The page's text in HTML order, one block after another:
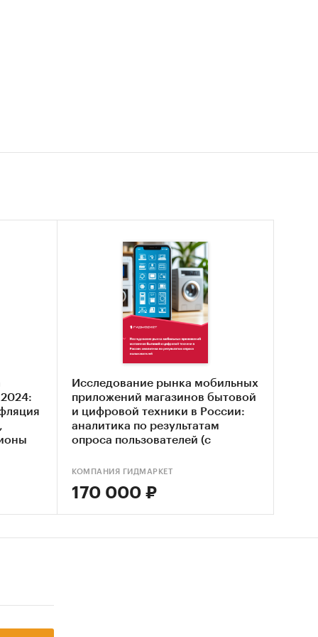
в
и
г. в
Исследование рынка мобильных
приложений магазинов бытовой
и цифровой техники в России:
аналитика по результатам
опроса пользователей (с
КОМПАНИЯ ГИДМАРКЕТ
170 000 ₽